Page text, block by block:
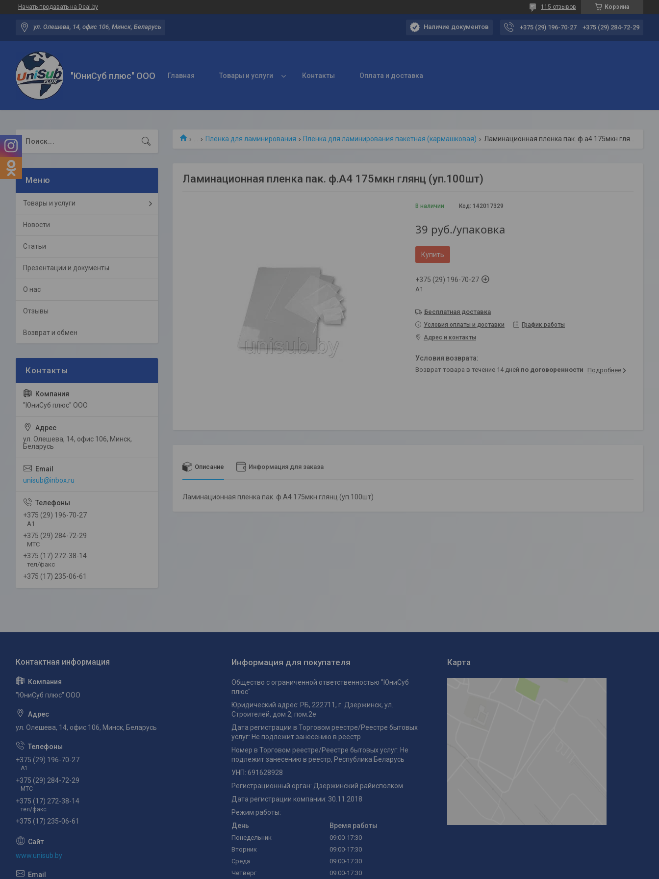
Начать продавать на Deal.by Корзина
115 отзывов
ул. Олешева, 14, офис 106, Минск, Беларусь Наличие документов +375 (29) 196-70-27 +375 (29) 284-72-29
"ЮниСуб плюс" ООО Главная Товары и услуги Контакты Оплата и доставка
Пленка для ламинирования Пленка для ламинирования пакетная (кармашковая)
Ламинационная пленка пак. ф.А4 175мкн глянц (уп.100шт)
В наличии Код: 142017329
39 руб./упаковка
Купить
+375 (29) 196-70-27
А1
Бесплатная доставка
Условия оплаты и доставки
График работы
Адрес и контакты
возврат товара в течение 14 дней по договоренности Подробнее
Описание Информация для заказа
Ламинационная пленка пак. ф.А4 175мкн глянц (уп.100шт)
Товары и услуги
Новости
Статьи
Презентации и документы
О нас
Отзывы
Возврат и обмен
"ЮниСуб плюс" ООО
ул. Олешева, 14, офис 106, Минск,
Беларусь
unisub@inbox.ru
+375 (29) 196-70-27
А1
+375 (29) 284-72-29
МТС
+375 (17) 272-38-14
тел/факс
+375 (17) 235-06-61
"ЮниСуб плюс" ООО
ул. Олешева, 14, офис 106, Минск, Беларусь
+375 (29) 196-70-27
А1
+375 (29) 284-72-29
МТС
+375 (17) 272-38-14
тел/факс
+375 (17) 235-06-61
www.unisub.by
Информация для покупателя
Общество с ограниченной ответственностью "ЮниСуб
плюс"
Юридический адрес: РБ, 222711, г. Дзержинск, ул.
Строителей, дом 2, пом.2е
Дата регистрации в Торговом реестре/Реестре бытовых
услуг: Не подлежит занесению в реестр
Номер в Торговом реестре/Реестре бытовых услуг: Не
подлежит занесению в реестр, Республика Беларусь
УНП: 691628928
Регистрационный орган: Дзержинский райисполком
Дата регистрации компании: 30.11.2018
Режим работы:
День
Время работы
Понедельник
09:00-17:30
Вторник
09:00-17:30
Среда
09:00-17:30
Четверг
09:00-17:30
Карта